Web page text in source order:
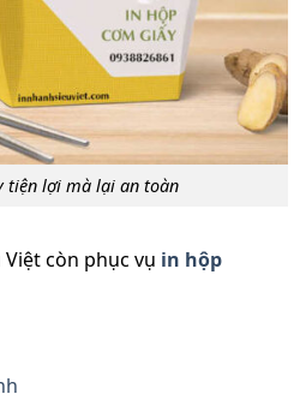
tiện lợi mà lại an toàn
còn phục vụ in hộp